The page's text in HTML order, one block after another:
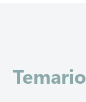
Temario